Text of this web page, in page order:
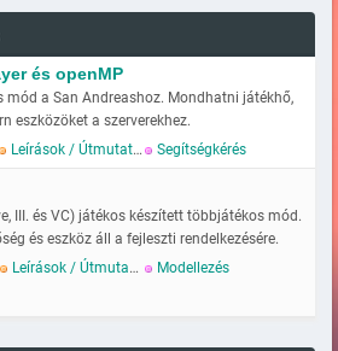
és openMP
a San Andreashoz. Mondhatni játékhő,
eszközöket a szerverekhez.
Leírások / Útmutatok Segítségkérés
III. és VC) játékos készített többjátékos mód.
és eszköz áll a fejleszti rendelkezésére.
Leírások / Útmutatok
Modellezés